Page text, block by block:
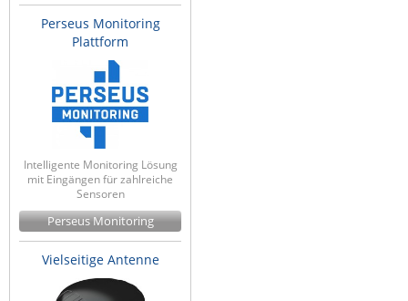
Perseus Monitoring
Plattform
Intelligente Monitoring Lösung
mit Eingängen für zahlreiche
Sensoren
Perseus Monitoring
Vielseitige Antenne